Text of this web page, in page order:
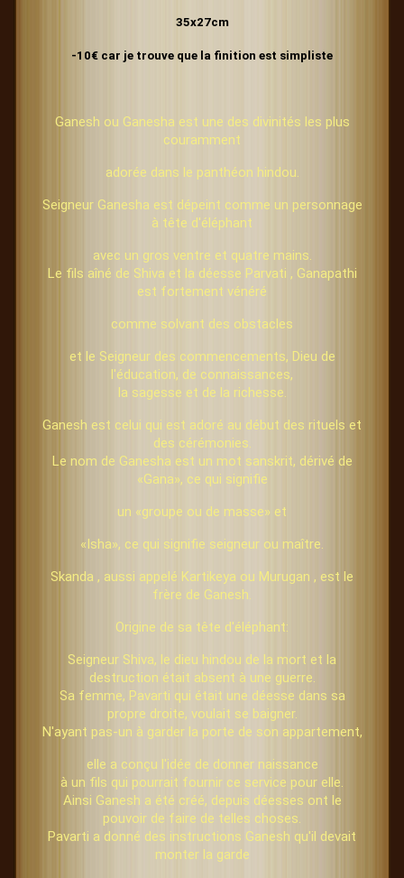
35x27cm
-10€ car je trouve que la finition est simpliste
Ganesh ou Ganesha est une des divinités les plus
couramment
adorée dans le panthéon hindou.
Seigneur Ganesha est dépeint comme un personnage
à tête d'éléphant
avec un gros ventre et quatre mains.
Le fils aîné de Shiva et la déesse Parvati , Ganapathi
est fortement vénéré
comme solvant des obstacles
et le Seigneur des commencements, Dieu de
l'éducation, de connaissances,
la sagesse et de la richesse.
Ganesh est celui qui est adoré au début des rituels et
des cérémonies.
Le nom de Ganesha est un mot sanskrit, dérivé de
«Gana», ce qui signifie
un «groupe ou de masse» et
«Isha», ce qui signifie seigneur ou maître.
Skanda , aussi appelé Kartikeya ou Murugan , est le
frère de Ganesh.
Origine de sa tête d'éléphant:
Seigneur Shiva, le dieu hindou de la mort et la
destruction était absent à une guerre.
Sa femme, Pavarti qui était une déesse dans sa
propre droite, voulait se baigner.
N'ayant pas-un à garder la porte de son appartement,
elle a conçu l'idée de donner naissance
à un fils qui pourrait fournir ce service pour elle.
Ainsi Ganesh a été créé, depuis déesses ont le
pouvoir de faire de telles choses.
Pavarti a donné des instructions Ganesh qu'il devait
monter la garde